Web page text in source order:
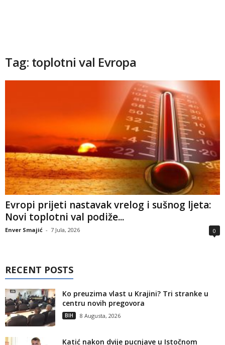
Tag: toplotni val Evropa
Evropi prijeti nastavak vrelog i sušnog ljeta:
Novi toplotni val podiže...
Enver Smajić - 7 Jula, 2026 0
RECENT POSTS
Ko preuzima vlast u Krajini? Tri stranke u
centru novih pregovora
BIH 8 Augusta, 2026
Katić nakon dvije pucnjave u Istočnom